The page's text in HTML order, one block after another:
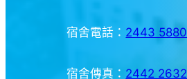
宿舍電話： 2443 5880
宿舍傳真： 2442 2632